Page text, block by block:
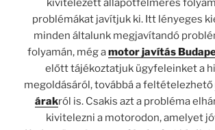
kivitelezett állapotfelmérés
problémákat javítjuk ki. Itt lényeges
minden általunk megjavítandó
folyamán, még amotor javítás
előtt tájékoztatjuk ügyfeleinket a
megoldásáról, továbbá a feltételezhető
árakról is. Csakis azt a probléma
kivitelezni a motorodon, amelyet